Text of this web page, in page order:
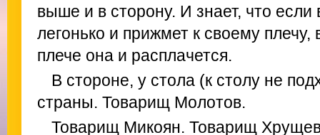
выше и в сторону. И знает, что если
легонько и прижмет к своему плечу,
плече она и расплачется.
В стороне, у стола (к столу не
страны. Товарищ Молотов.
Товарищ Микоян. Товарищ